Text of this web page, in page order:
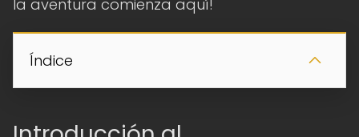
la aventura comienza aquí!
Índice